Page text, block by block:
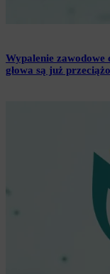
Wypalenie zawodowe
głowa są już